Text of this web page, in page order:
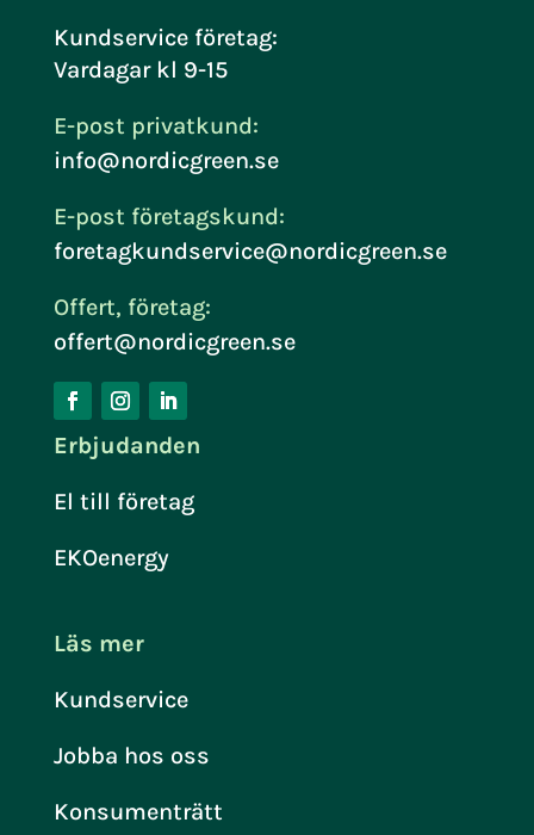
Kundservice företag:
Vardagar kl 9-15
E-post privatkund:
info@nordicgreen.se
E-post företagskund:
foretagkundservice@nordicgreen.se
Offert, företag:
offert@nordicgreen.se
Erbjudanden
El till företag
EKOenergy
Läs mer
Kundservice
Jobba hos oss
Konsumenträtt